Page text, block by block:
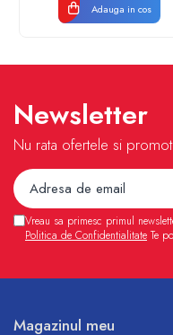
Adauga in cos
Newsletter
Nu rata ofertele si
Vreau sa primesc primul
Politica de Confidentialitate Te
Magazinul meu